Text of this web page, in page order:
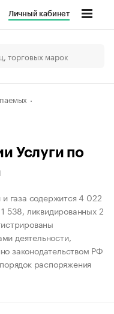
Личный кабинет
Услуги по
газа содержится 4 022
538, ликвидированных 2
деятельности,
законодательством РФ
распоряжения